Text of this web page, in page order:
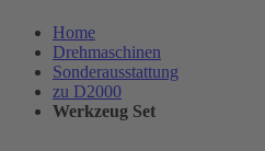
Home
Drehmaschinen
Sonderausstattung
zu D2000
Werkzeug Set